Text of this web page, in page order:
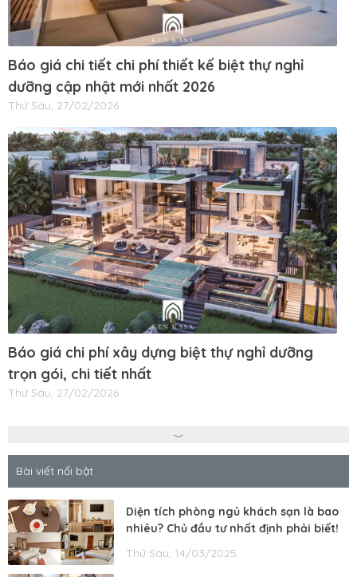
Báo giá chi tiết chi phí thiết kế biệt thự nghỉ
dưỡng cập nhật mới nhất 2026
Thứ Sáu, 27/02/2026
Báo giá chi phí xây dựng biệt thự nghỉ dưỡng
trọn gói, chi tiết nhất
Thứ Sáu, 27/02/2026
Bài viết nổi bật
Diện tích phòng ngủ khách sạn là bao
nhiêu? Chủ đầu tư nhất định phải biết!
Thứ Sáu, 14/03/2025